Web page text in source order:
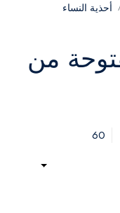
أحذية النساء
من
60